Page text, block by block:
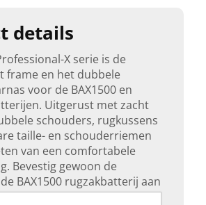
details
X serie is de
frame en het dubbele
voor de BAX1500 en
Uitgerust met zacht
schouders, rugkussens
taille- en schouderriemen
van een comfortabele
Bevestig gewoon de
BAX1500 rugzakbatterij aan
op pad te gaan.